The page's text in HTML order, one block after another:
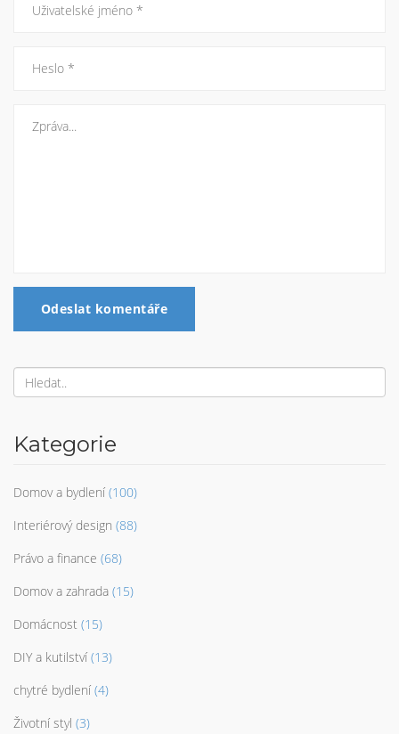
Odeslat komentáře
Kategorie
Domov a bydlení (100)
Interiérový design (88)
Právo a finance (68)
Domov a zahrada (15)
Domácnost (15)
DIY a kutilství (13)
chytré bydlení (4)
Životní styl (3)